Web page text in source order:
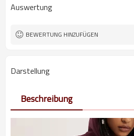
Auswertung
BEWERTUNG HINZUFÜGEN
Darstellung
Beschreibung